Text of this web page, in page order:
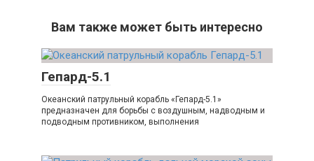
Вам также может быть интересно
Гепард-5.1
Океанский патрульный корабль «Гепард-5.1»
предназначен для борьбы с воздушным, надводным и
подводным противником, выполнения